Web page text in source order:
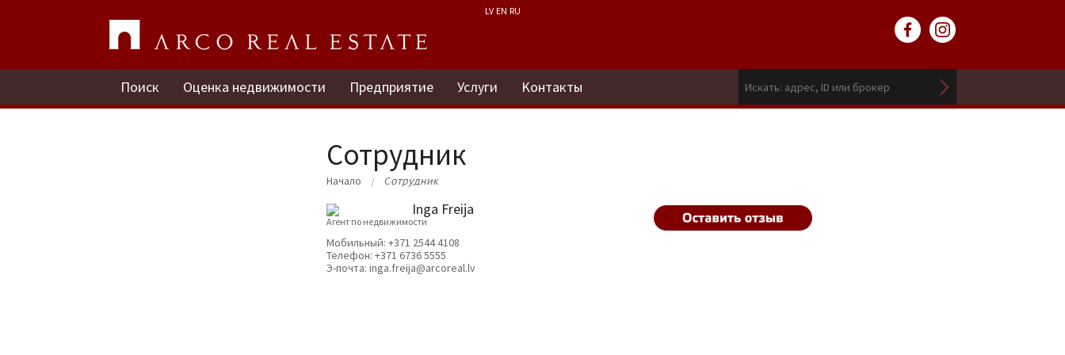
LV EN RU
Поиск Оценка недвижимости Предприятие Услуги Kонтакты
Cотрудник
Начало Cотрудник
Inga Freija
Агент по недвижимости
Мобильный: +371 2544 4108
Телефон: +371 6736 5555
Э-почта: inga.freija@arcoreal.lv